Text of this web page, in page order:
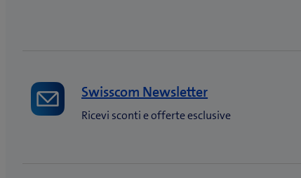
Swisscom Newsletter
Ricevi sconti e offerte esclusive